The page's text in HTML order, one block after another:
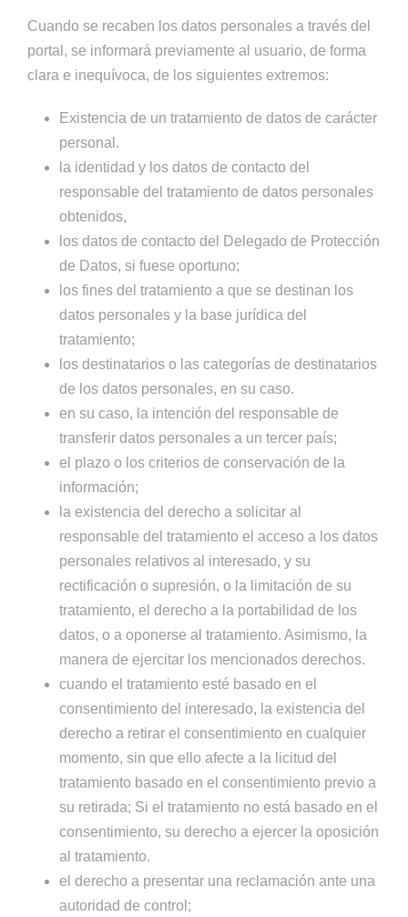
Cuando se recaben los datos personales a través del
portal, se informará previamente al usuario, de forma
clara e inequívoca, de los siguientes extremos:
Existencia de un tratamiento de datos de carácter
personal.
la identidad y los datos de contacto del
responsable del tratamiento de datos personales
obtenidos,
los datos de contacto del Delegado de Protección
de Datos, si fuese oportuno;
los fines del tratamiento a que se destinan los
datos personales y la base jurídica del
tratamiento;
los destinatarios o las categorías de destinatarios
de los datos personales, en su caso.
en su caso, la intención del responsable de
transferir datos personales a un tercer país;
el plazo o los criterios de conservación de la
información;
la existencia del derecho a solicitar al
responsable del tratamiento el acceso a los datos
personales relativos al interesado, y su
rectificación o supresión, o la limitación de su
tratamiento, el derecho a la portabilidad de los
datos, o a oponerse al tratamiento. Asimismo, la
manera de ejercitar los mencionados derechos.
cuando el tratamiento esté basado en el
consentimiento del interesado, la existencia del
derecho a retirar el consentimiento en cualquier
momento, sin que ello afecte a la licitud del
tratamiento basado en el consentimiento previo a
su retirada; Si el tratamiento no está basado en el
consentimiento, su derecho a ejercer la oposición
al tratamiento.
el derecho a presentar una reclamación ante una
autoridad de control;